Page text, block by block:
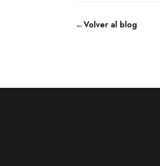
←Volver al blog